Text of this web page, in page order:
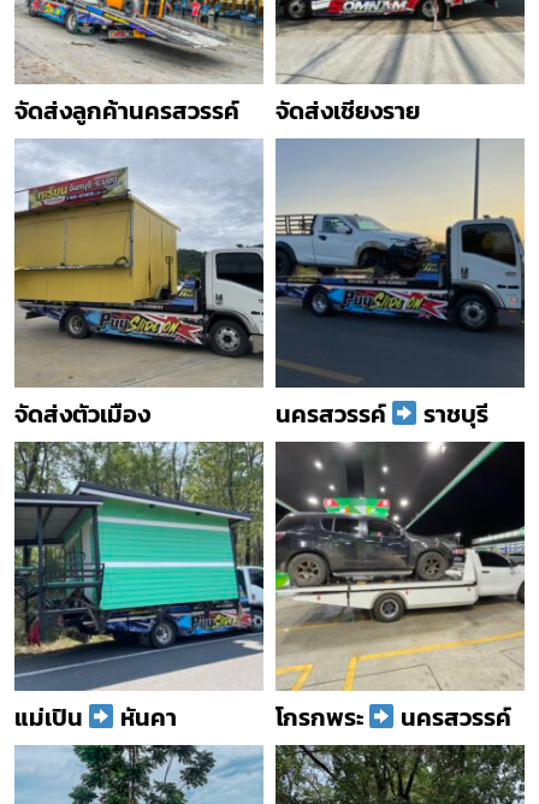
จัดส่งลูกค้านครสวรรค์ จัดส่งเชียงราย
จัดส่งตัวเมือง นครสวรรค์ ราชบุรี
แม่เปิน หันคา โกรกพระ นครสวรรค์